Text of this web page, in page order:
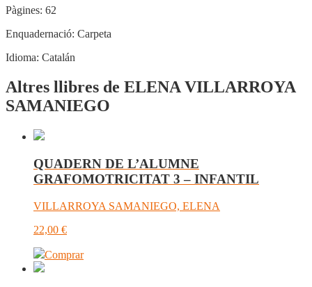
Pàgines: 62
Enquadernació: Carpeta
Idioma: Catalán
Altres llibres de ELENA VILLARROYA
SAMANIEGO
QUADERN DE L’ALUMNE
GRAFOMOTRICITAT 3 – INFANTIL
VILLARROYA SAMANIEGO, ELENA
22,00 €
Comprar